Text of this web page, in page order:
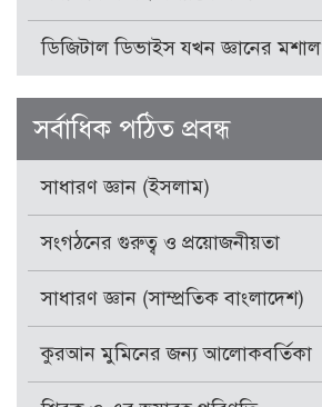
ডিজিটাল ডিভাইস যখন জ্ঞানের মশাল
সর্বাধিক পঠিত প্রবন্ধ
সাধারণ জ্ঞান (ইসলাম)
সংগঠনের গুরুত্ব ও প্রয়োজনীয়তা
সাধারণ জ্ঞান (সাম্প্রতিক বাংলাদেশ)
কুরআন মুমিনের জন্য আলোকবর্তিকা